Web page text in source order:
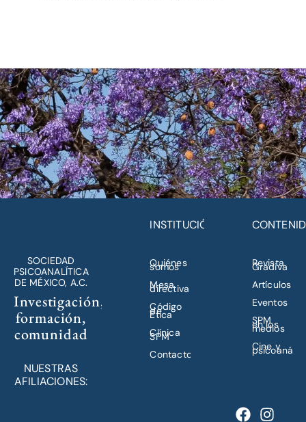
SOCIEDAD
PSICOANALÍTICA
DE MÉXICO, A.C.
Investigación,
formación,
comunidad
NUESTRAS
AFILIACIONES:
INSTITUCIÓN
Quiénes
somos
Mesa
directiva
Código
de
Ética
Clínica
SPM
Contacto
Revista
Gradiva
Artículos
Eventos
SPM
en los
medios
Cine y